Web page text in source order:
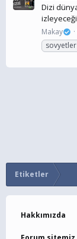
Dizi
Makay
Etiketler
Hakkımızda